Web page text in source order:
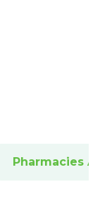
Pharmacies